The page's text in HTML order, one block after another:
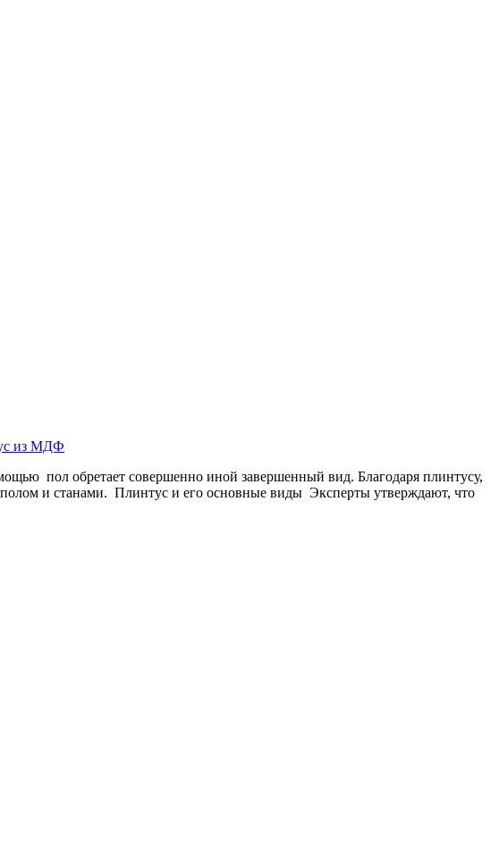
из МДФ
пол обретает совершенно иной завершенный вид. Благодаря плинтусу,
и станами. Плинтус и его основные виды Эксперты утверждают, что